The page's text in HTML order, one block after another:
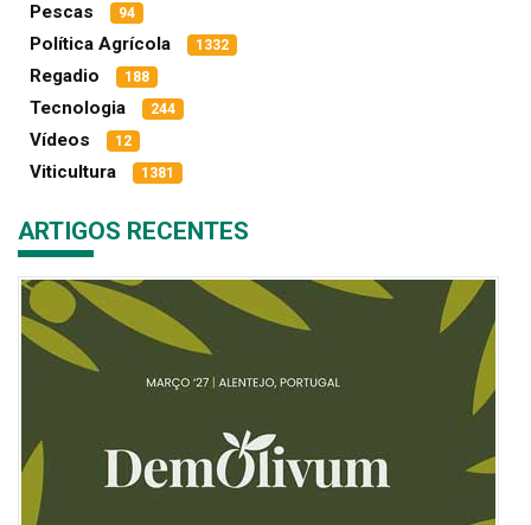
Pescas 94
Política Agrícola 1332
Regadio 188
Tecnologia 244
Vídeos 12
Viticultura 1381
ARTIGOS RECENTES